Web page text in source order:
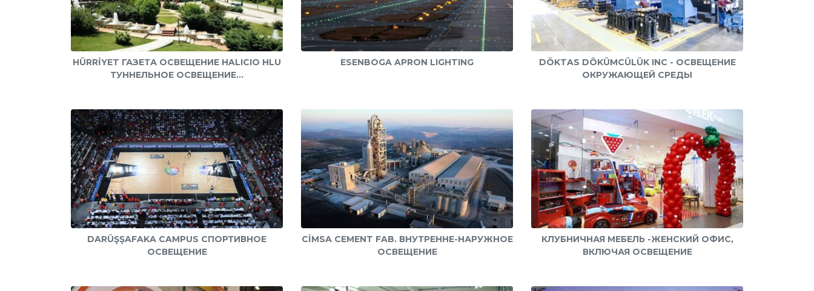
HÜRRİYET ГАЗЕТА ОСВЕЩЕНИЕ HALICIO HLU
ТУННЕЛЬНОЕ ОСВЕЩЕНИЕ...
ESENBOGA APRON LIGHTING
DÖKTAS DÖKÜMCÜLÜK INC - ОСВЕЩЕНИЕ
ОКРУЖАЮЩЕЙ СРЕДЫ
DARÜŞŞAFAKA CAMPUS СПОРТИВНОЕ
ОСВЕЩЕНИЕ
CİMSA CEMENT FAB. ВНУТРЕННЕ-НАРУЖНОЕ
ОСВЕЩЕНИЕ
КЛУБНИЧНАЯ МЕБЕЛЬ -ЖЕНСКИЙ ОФИС,
ВКЛЮЧАЯ ОСВЕЩЕНИЕ